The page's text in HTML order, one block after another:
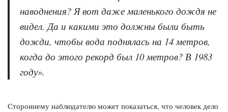
наводнения? Я вот даже маленького дождя не
видел. Да и какими это должны были быть
дожди, чтобы вода поднялась на 14 метров,
когда до этого рекорд был 10 метров? В 1983
году».
Стороннему наблюдателю может показаться, что человек дело